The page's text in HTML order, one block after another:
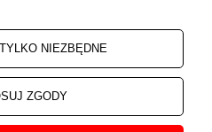
KONTO
NIEZBĘDNE
ZGODY